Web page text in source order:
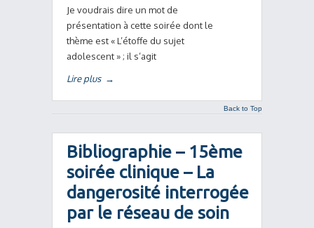
Je voudrais dire un mot de
présentation à cette soirée dont le
thème est « L’étoffe du sujet
adolescent » ; il s’agit
Lire plus →
Back to Top
Bibliographie – 15ème
soirée clinique – La
dangerosité interrogée
par le réseau de soin